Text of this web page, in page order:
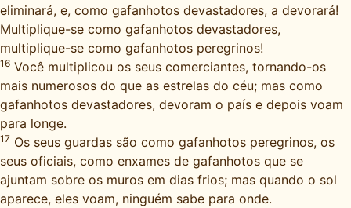
eliminará, e, como gafanhotos devastadores, a devorará!
Multiplique-se como gafanhotos devastadores,
multiplique-se como gafanhotos peregrinos!
16 Você multiplicou os seus comerciantes, tornando-os
mais numerosos do que as estrelas do céu; mas como
gafanhotos devastadores, devoram o país e depois voam
para longe.
17 Os seus guardas são como gafanhotos peregrinos, os
seus oficiais, como enxames de gafanhotos que se
ajuntam sobre os muros em dias frios; mas quando o sol
aparece, eles voam, ninguém sabe para onde.